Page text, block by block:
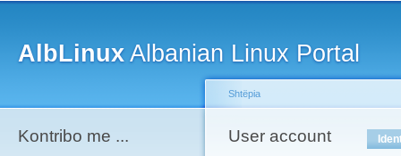
AlbLinuxAlbanian Linux Portal
Kontribo me ... You are here
Shtëpia
User account
Primary tabs